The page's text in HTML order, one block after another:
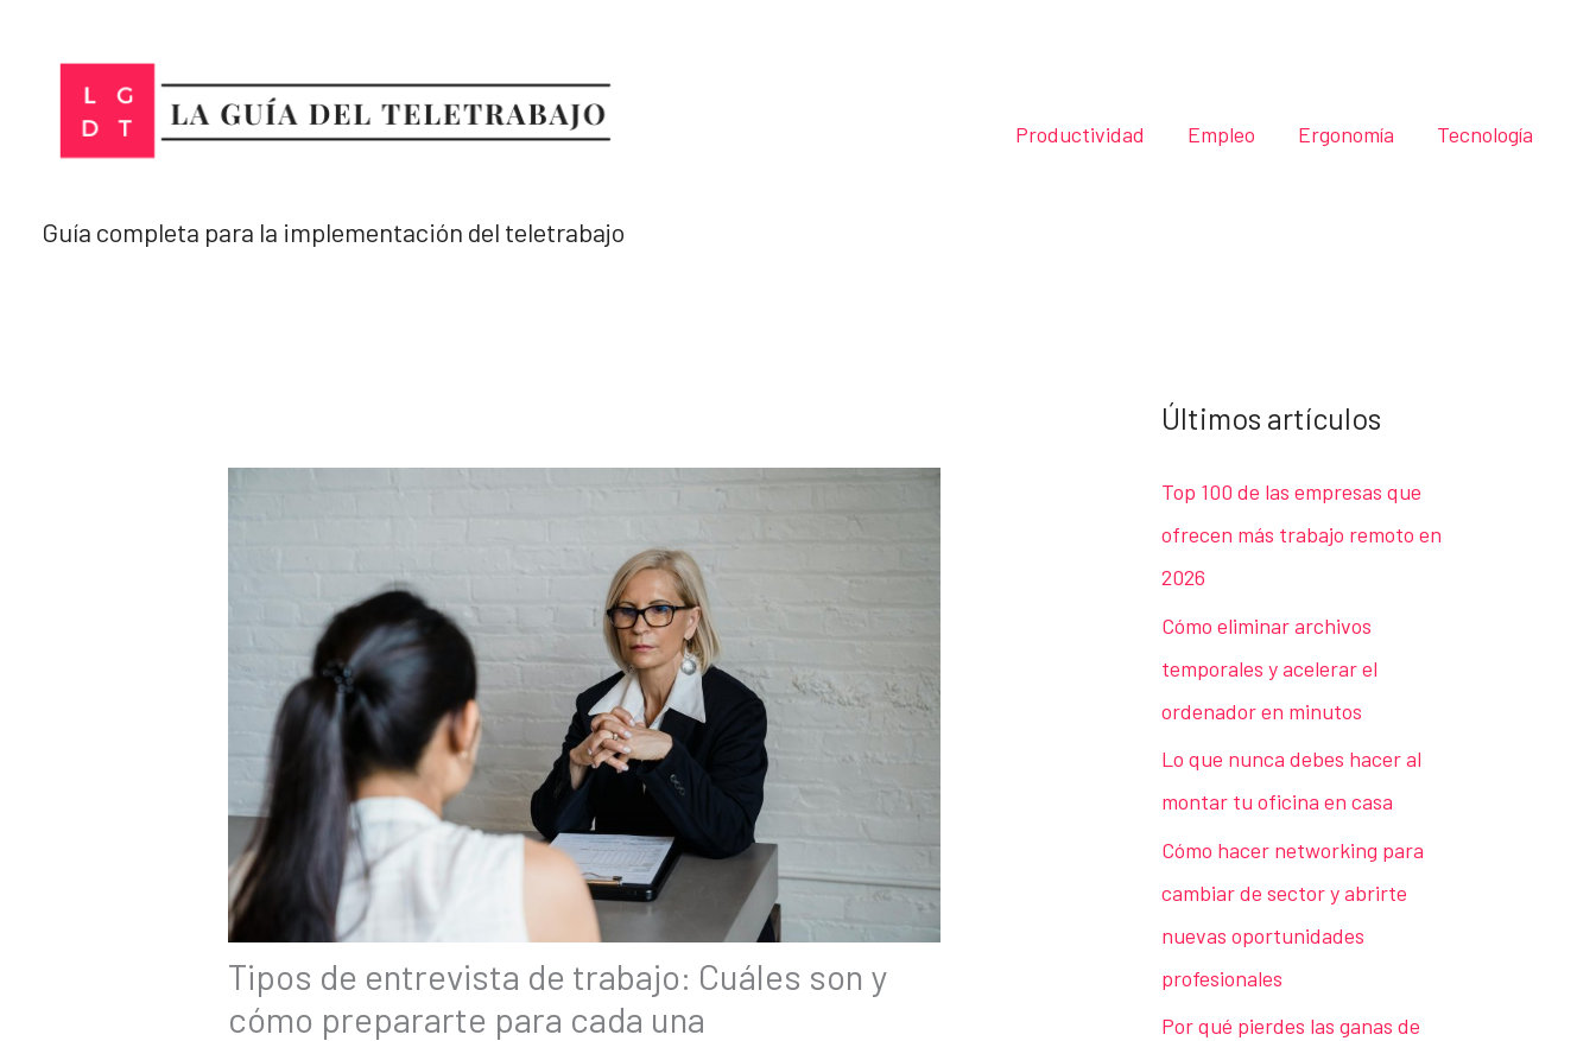
contenido
Guía completa para la implementación del teletrabajo
Productividad Empleo Ergonomía Tecnología
Tipos de entrevista de trabajo: Cuáles son y
cómo prepararte para cada una
Últimos artículos
Top 100 de las empresas que
ofrecen más trabajo remoto en
2026
Cómo eliminar archivos
temporales y acelerar el
ordenador en minutos
Lo que nunca debes hacer al
montar tu oficina en casa
Cómo hacer networking para
cambiar de sector y abrirte
nuevas oportunidades
profesionales
Por qué pierdes las ganas de